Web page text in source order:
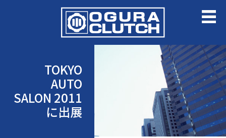
TOKYO
AUTO
SALON 2011
に出展